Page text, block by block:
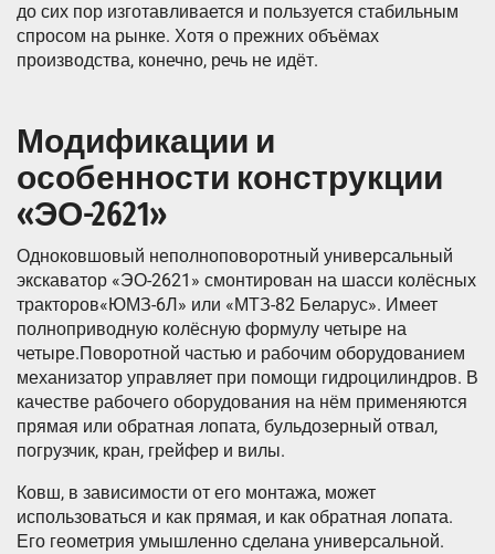
до сих пор изготавливается и пользуется стабильным
спросом на рынке. Хотя о прежних объёмах
производства, конечно, речь не идёт.
Модификации и
особенности конструкции
«ЭО-2621»
Одноковшовый неполноповоротный универсальный
экскаватор «ЭО-2621» смонтирован на шасси колёсных
тракторов«ЮМЗ-6Л» или «МТЗ-82 Беларус». Имеет
полноприводную колёсную формулу четыре на
четыре.Поворотной частью и рабочим оборудованием
механизатор управляет при помощи гидроцилиндров. В
качестве рабочего оборудования на нём применяются
прямая или обратная лопата, бульдозерный отвал,
погрузчик, кран, грейфер и вилы.
Ковш, в зависимости от его монтажа, может
использоваться и как прямая, и как обратная лопата.
Его геометрия умышленно сделана универсальной.